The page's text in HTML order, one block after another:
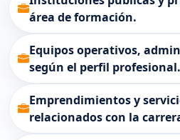
área de formación.
Equipos operativos,
según el perfil profesional.
Emprendimientos y
relacionados con la